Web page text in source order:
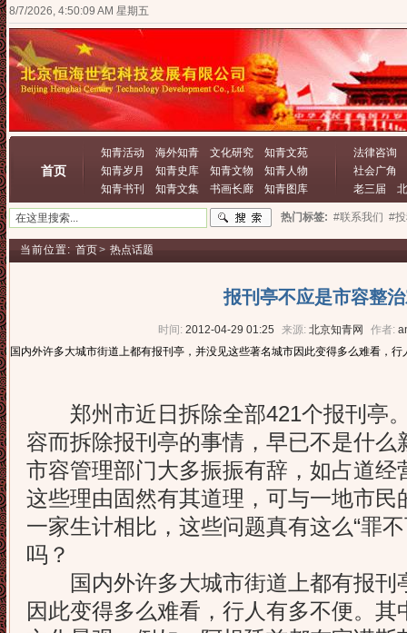
8/7/2026, 4:50:09 AM 星期五
首页
知青活动 海外知青 文化研究
知青文苑
知青岁月
知青史库 知青文物
知青人物
知青书刊
知青文集 书画长廊 知青图库
法律咨询
社会广角
老三届
热门标签: #联系我们 #
当前位置: 首页> 热点话题
报刊亭不应是市容整
时间: 2012-04-29 01:25 来源: 北京知青网 作者:
国内外许多大城市街道上都有报刊亭，并没见这些著名城市因此变得多么难看，
郑州市近日拆除全部421个报刊亭
容而拆除报刊亭的事情，早已不是什么
市容管理部门大多振振有辞，如占道经
这些理由固然有其道理，可与一地市民
一家生计相比，这些问题真有这么“罪
吗？
国内外许多大城市街道上都有报刊
因此变得多么难看，行人有多不便。